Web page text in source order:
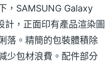
，SAMSUNG Galaxy
，正面印有產品渲染圖
落。精簡的包裝體積除
少包材浪費。配件部分